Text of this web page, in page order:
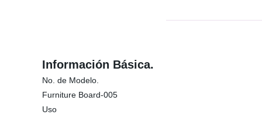
Información Básica.
No. de Modelo.
Furniture Board-005
Uso